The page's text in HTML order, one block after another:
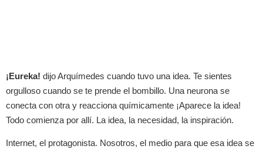
¡Eureka! dijo Arquímedes cuando tuvo una idea. Te sientes
orgulloso cuando se te prende el bombillo. Una neurona se
conecta con otra y reacciona químicamente ¡Aparece la idea!
Todo comienza por allí. La idea, la necesidad, la inspiración.
Internet, el protagonista. Nosotros, el medio para que esa idea se